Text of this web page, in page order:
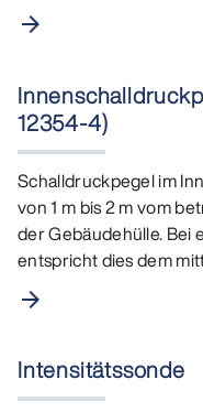
arrow_forward
12354-4)
Schalldruckpegel im
von 1 m bis 2 m vom
der Gebäudehülle. Bei
entspricht dies dem
diffusen…
arrow_forward
Intensitätssonde